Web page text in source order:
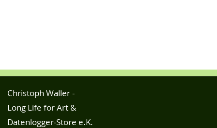
Christoph Waller -
Long Life for Art &
Datenlogger-Store e.K.